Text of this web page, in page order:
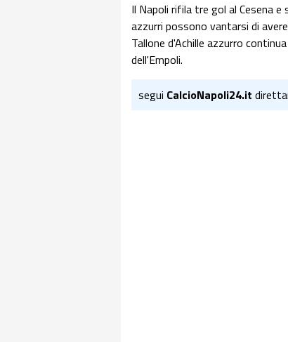
Il Napoli rifila tre gol al Cesena
azzurri possono vantarsi di
Tallone d'Achille azzurro
dell'Empoli.
segui CalcioNapoli24.it